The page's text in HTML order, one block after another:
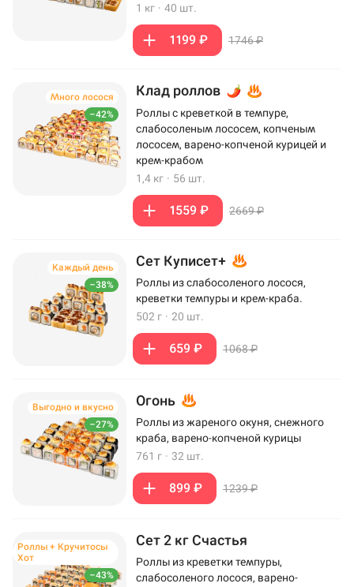
1 кг · 40 шт.
1199 ₽ 1746 ₽
–42%
Много лосося Клад роллов
Роллы с креветкой в темпуре,
слабосоленым лососем, копченым
лососем, варено-копченой курицей и
крем-крабом
1,4 кг · 56 шт.
1559 ₽ 2669 ₽
–38%
Каждый день Сет Куписет+
Роллы из слабосоленого лосося,
креветки темпуры и крем-краба.
502 г · 20 шт.
659 ₽ 1068 ₽
–27%
Выгодно и вкусно Огонь
Роллы из жареного окуня, снежного
краба, варено-копченой курицы
761 г · 32 шт.
899 ₽ 1239 ₽
–43%
Роллы + Кручитосы
Хот
Сет 2 кг Счастья
Роллы из креветки темпуры,
слабосоленого лосося, варено-